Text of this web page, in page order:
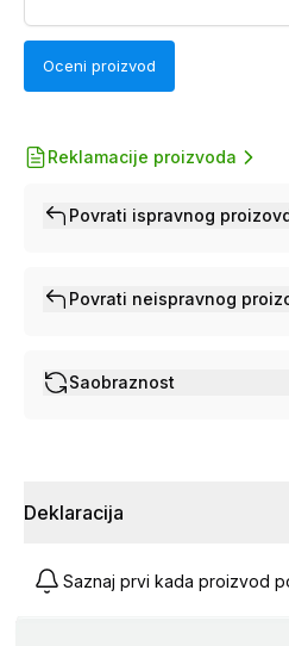
Oceni proizvod
Reklamacije proizvoda
Povrati ispravnog
Povrati neispravnog
Saobraznost
Deklaracija
Saznaj prvi kada proizvod